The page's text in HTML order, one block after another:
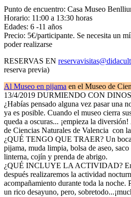
Punto de encuentro: Casa Museo
Horario: 11:00 a 13:30 horas
Edades: 6 -11 años
Precio: 5€/participante. Se necesita un
poder realizarse
RESERVAS EN
reserva previa)
Al Museo en pijama en el Museo de
13/4/2019 DURMIENDO CON
¿Habías pensado alguna vez pasar una
ya es posible. Cuando el museo cierra
queda a oscuras... ¡empieza la
de Ciencias Naturales de Valencia con
¿QUÉ TENGO QUE TRAER? Un
pijama, muda limpia, bolsa de aseo,
linterna, cojín y prenda de abrigo.
¿QUÉ INCLUYE LA ACTIVIDAD?
después realizaremos la actividad
acompañamiento durante toda la noche.
un rico desayuno, pero,